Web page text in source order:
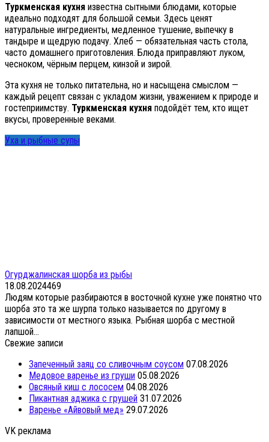
Туркменская кухня известна сытными блюдами, которые
идеально подходят для большой семьи. Здесь ценят
натуральные ингредиенты, медленное тушение, выпечку в
тандыре и щедрую подачу. Хлеб — обязательная часть стола,
часто домашнего приготовления. Блюда приправляют луком,
чесноком, чёрным перцем, кинзой и зирой.
Эта кухня не только питательна, но и насыщена смыслом —
каждый рецепт связан с укладом жизни, уважением к природе и
гостеприимству. Туркменская кухня подойдёт тем, кто ищет
вкусы, проверенные веками.
Уха и рыбные супы
Огурджалинская шорба из рыбы
18.08.2024469
Людям которые разбираются в восточной кухне уже понятно что
шорба это та же шурпа только называется по другому в
зависимости от местного языка. Рыбная шорба с местной
лапшой...
Свежие записи
Запеченный заяц со сливочным соусом 07.08.2026
Медовое варенье из груши 05.08.2026
Овсяный киш с лососем 04.08.2026
Пикантная аджика с грушей 31.07.2026
Варенье «Айвовый мед» 29.07.2026
VK реклама